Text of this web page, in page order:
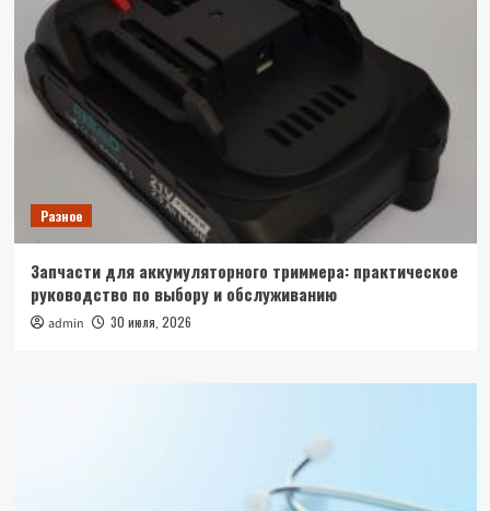
Разное
Запчасти для аккумуляторного триммера: практическое
руководство по выбору и обслуживанию
admin 30 июля, 2026